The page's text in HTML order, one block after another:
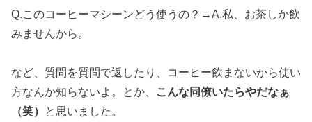
Q.このコーヒーマシーンどう使うの？→A.私、お茶しか飲
みませんから。
など、質問を質問で返したり、コーヒー飲まないから使い
方なんか知らないよ。とか、
こんな同僚いたらやだなぁ
（笑）
と思いました。